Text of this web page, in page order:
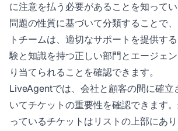
に注意を払う必要があることを知って
問題の性質に基づいて分類することで
トチームは、適切なサポートを提供す
験と知識を持つ正しい部門とエージェ
り当てられることを確認できます。
LiveAgentでは、会社と顧客の間に確立
いてチケットの重要性を確認できます
っているチケットはリストの上部にあ